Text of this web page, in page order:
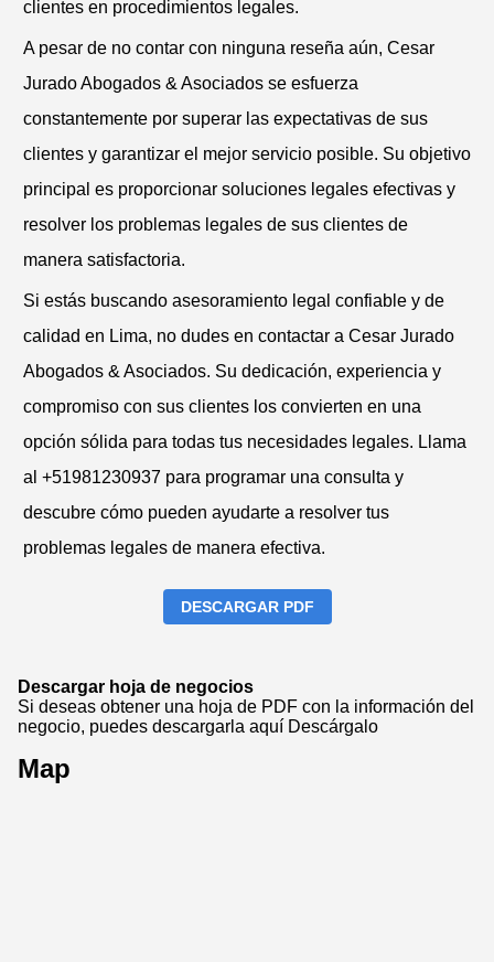
clientes en procedimientos legales.
A pesar de no contar con ninguna reseña aún, Cesar
Jurado Abogados & Asociados se esfuerza
constantemente por superar las expectativas de sus
clientes y garantizar el mejor servicio posible. Su objetivo
principal es proporcionar soluciones legales efectivas y
resolver los problemas legales de sus clientes de
manera satisfactoria.
Si estás buscando asesoramiento legal confiable y de
calidad en Lima, no dudes en contactar a Cesar Jurado
Abogados & Asociados. Su dedicación, experiencia y
compromiso con sus clientes los convierten en una
opción sólida para todas tus necesidades legales. Llama
al +51981230937 para programar una consulta y
descubre cómo pueden ayudarte a resolver tus
problemas legales de manera efectiva.
DESCARGAR PDF
Descargar hoja de negocios
Si deseas obtener una hoja de PDF con la información del
negocio, puedes descargarla aquí Descárgalo
Map